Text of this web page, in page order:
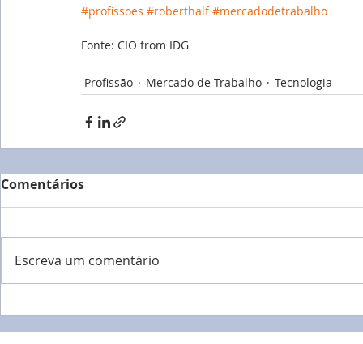
#profissoes #roberthalf #mercadodetrabalho
Fonte: CIO from IDG
Profissão Mercado de Trabalho Tecnologia
Comentários
Escreva um comentário